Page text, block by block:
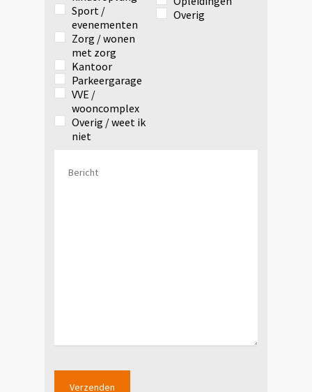
Sport /
evenementen
Zorg / wonen
met zorg
Kantoor
Parkeergarage
VVE /
wooncomplex
Overig / weet ik
niet
Overig